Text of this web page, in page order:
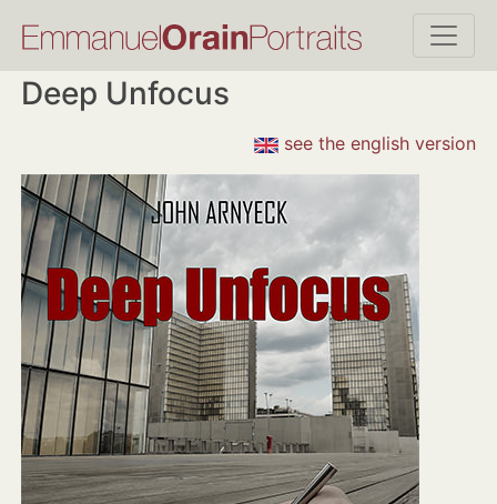
Deep Unfocus
see the english version